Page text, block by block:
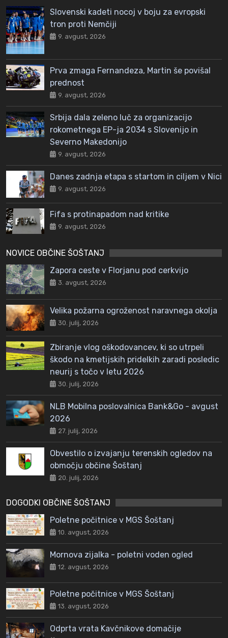
Slovenski kadeti nocoj v boju za evropski
tron proti Nemčiji
9. avgust, 2026
Prva zmaga Fernandeza, Martin še povišal
prednost
9. avgust, 2026
Srbija dala zeleno luč za organizacijo
rokometnega EP-ja 2034 s Slovenijo in
Severno Makedonijo
9. avgust, 2026
Danes zadnja etapa s startom in ciljem v Nici
9. avgust, 2026
Fifa s protinapadom nad kritike
9. avgust, 2026
NOVICE OBČINE ŠOŠTANJ
Zapora ceste v Florjanu pod cerkvijo
3. avgust, 2026
Velika požarna ogroženost naravnega okolja
30. julij, 2026
Zbiranje vlog oškodovancev, ki so utrpeli
škodo na kmetijskih pridelkih zaradi posledic
neurij s točo v letu 2026
30. julij, 2026
NLB Mobilna poslovalnica Bank&Go - avgust
2026
27. julij, 2026
Obvestilo o izvajanju terenskih ogledov na
območju občine Šoštanj
20. julij, 2026
DOGODKI OBČINE ŠOŠTANJ
Poletne počitnice v MGS Šoštanj
10. avgust, 2026
Mornova zijalka - poletni voden ogled
12. avgust, 2026
Poletne počitnice v MGS Šoštanj
13. avgust, 2026
Odprta vrata Kavčnikove domačije